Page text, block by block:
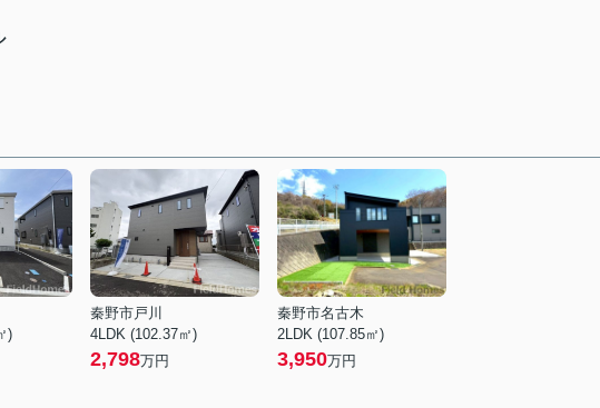
)
秦野市戸川
4LDK (102.37㎡)
2,798万円
秦野市名古木
2LDK (107.85㎡)
3,950万円